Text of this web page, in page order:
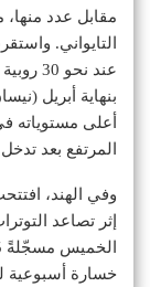
مقابل عدد منها،
التايواني.
بنهاية أبريل
أعلى مستوياته
المرتفع بعد
وفي الهند،
إثر تصاعد
خسارة أسبوعية لها